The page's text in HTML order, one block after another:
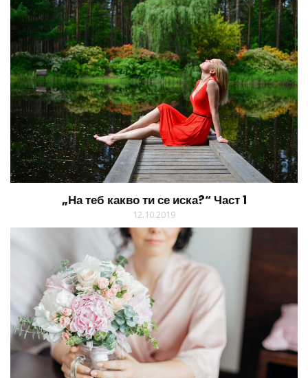
„На теб какво ти се иска?“ Част 1
12.10.2019